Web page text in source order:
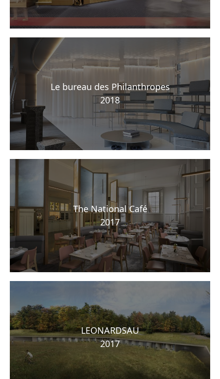
Le bureau des Philanthropes
2018
The National Café
2017
LEONARDSAU
2017